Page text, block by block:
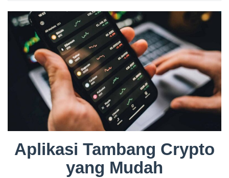
Aplikasi Tambang Crypto
yang Mudah